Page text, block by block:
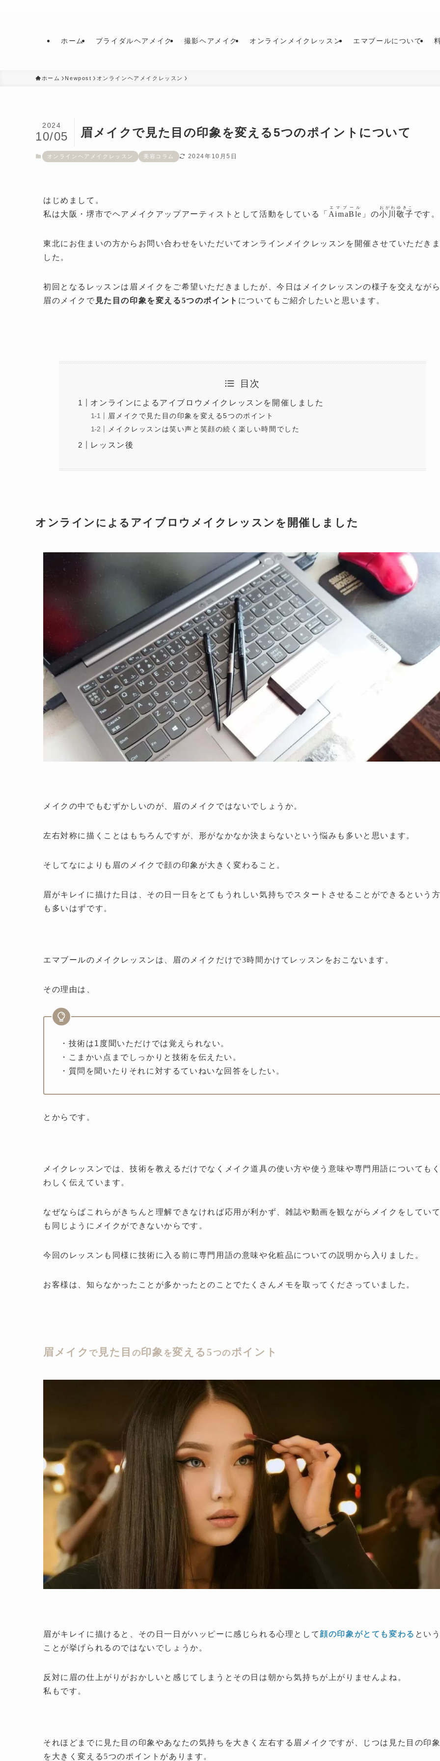
ホーム ブライダルヘアメイク 撮影ヘアメイク オンラインメイクレッスン エマブールについて
ホーム Newpost オンラインヘアメイクレッスン
眉メイクで見た目の印象を変える5つのポイントについて
2024
10/05
オンラインヘアメイクレッスン 美容コラム 2024年10月5日
はじめまして。
私は大阪・堺市でヘアメイクアップアーティストとして活動をしている「 AimaBle
エマブール
」の小川敬子
おがわゆきこ
です。
東北にお住まいの方からお問い合わせをいただいてオンラインメイクレッスンを開催させていただき
した。
初回となるレッスンは眉メイクをご希望いただきましたが、今日はメイクレッスンの様子を交えなが
眉のメイクで 見た目の印象を変える5つのポイント についてもご紹介したいと思います。
目次
オンラインによるアイブロウメイクレッスンを開催しました
眉メイクで見た目の印象を変える5つのポイント
メイクレッスンは笑い声と笑顔の続く楽しい時間でした
レッスン後
オンライン による アイブロウメイクレッスン を 開催しました
メイクの中でもむずかしいのが、眉のメイクではないでしょうか。
左右対称に描くことはもちろんですが、形がなかなか決まらないという悩みも多いと思います。
そしてなによりも眉のメイクで顔の印象が大きく変わること。
眉がキレイに描けた日は、その日一日をとてもうれしい気持ちでスタートさせることができるという
も多いはずです。
エマブールのメイクレッスンは、眉のメイクだけで3時間かけてレッスンをおこないます。
その理由は、
・技術は1度聞いただけでは覚えられない。
・こまかい点までしっかりと技術を伝えたい。
・質問を聞いたりそれに対するていねいな回答をしたい。
とからです。
メイク レッスンでは、技術を教えるだけでなくメイク道具の使い方や使う意味や専門用語についても
わしく伝えています。
なぜならばこれらがきちんと理解できなければ応用が利かず、雑誌や動画を観ながらメイクをしてい
も同じようにメイクができないからです。
今回のレッスンも同様に技術に入る前に専門用語の意味や化粧品についての説明から入りました。
お客様は、知らなかったことが多かったとのことでたくさんメモを取ってくださっていました。
眉メイク で 見た目 の印象 を変える5つのポイント
眉がキレイに描けると、その日一日がハッピーに感じられる心理として 顔の印象がとても変わる とい
ことが挙げられるのではないでしょうか。
反対に眉の仕上がりがおかしいと感じてしまうとその日は朝から気持ちが上がりませんよね。
私もです 。
それほどまでに見た目の印象やあなたの気持ちを大きく左右する眉メイクですが、じつは見た目の印
を大きく変える5つのポイントがあります。